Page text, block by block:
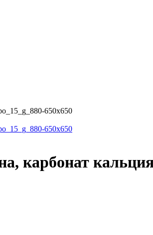
карбонат